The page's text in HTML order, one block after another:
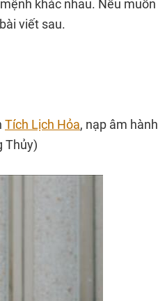
khác nhau. Nếu muốn
viết sau.
Tích Lịch Hỏa, nạp âm hành
Thủy)